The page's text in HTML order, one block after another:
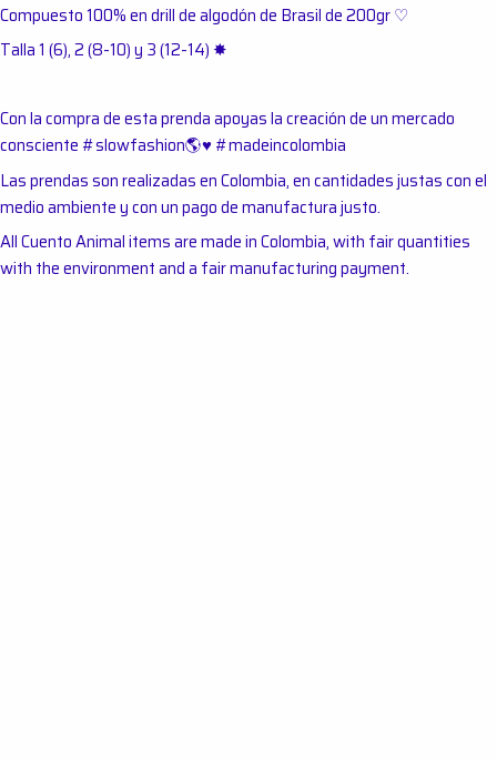
Compuesto 100% en drill de algodón de Brasil de 200gr ♡
Talla 1 (6), 2 (8-10) y 3 (12-14) ✸
Con la compra de esta prenda apoyas la creación de un mercado
consciente #slowfashion🌎♥︎#madeincolombia
Las prendas son realizadas en Colombia, en cantidades justas con el
medio ambiente y con un pago de manufactura justo.
All Cuento Animal items are made in Colombia, with fair quantities
with the environment and a fair manufacturing payment.